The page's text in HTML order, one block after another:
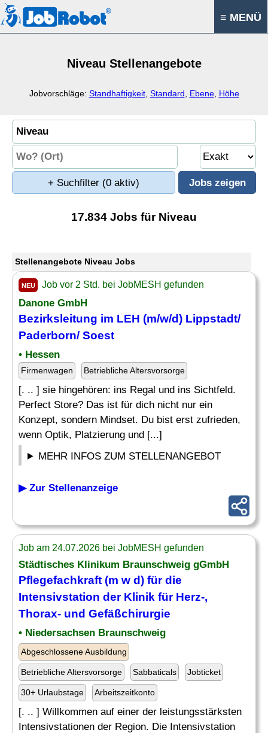
≡ MENÜ
Niveau Stellenangebote
Jobvorschläge: Standhaftigkeit, Standard Ebene, Höhe
+ Suchfilter (0 aktiv)
17.834 Jobs für Niveau
Stellenangebote Niveau Jobs
NEU Job vor 2 Std. bei JobMESH gefunden
Danone GmbH
Bezirksleitung im LEH (m/w/d) Lippstadt/
Paderborn/ Soest
• Hessen
Firmenwagen Betriebliche Altersvorsorge
[. .. ] sie hingehören: ins Regal und ins Sichtfeld.
Perfect Store? Das ist für dich nicht nur ein
Konzept, sondern Mindset. Du bist erst zufrieden,
wenn Optik, Platzierung und [...]
MEHR INFOS ZUM STELLENANGEBOT
▶ Zur Stellenanzeige
Job am 24.07.2026 bei JobMESH gefunden
Städtisches Klinikum Braunschweig gGmbH
Pflegefachkraft (m w d) für die
Intensivstation der Klinik für Herz-,
Thorax- und Gefäßchirurgie
• Niedersachsen Braunschweig
Abgeschlossene Ausbildung
Betriebliche Altersvorsorge Sabbaticals Jobticket
30+ Urlaubstage Arbeitszeitkonto
[. .. ] Willkommen auf einer der leistungsstärksten
Intensivstationen der Region. Die Intensivstation